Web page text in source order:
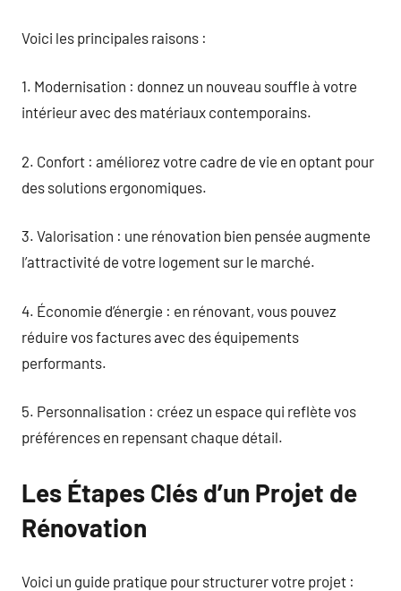
Voici les principales raisons :
1. Modernisation : donnez un nouveau souffle à votre
intérieur avec des matériaux contemporains.
2. Confort : améliorez votre cadre de vie en optant pour
des solutions ergonomiques.
3. Valorisation : une rénovation bien pensée augmente
l’attractivité de votre logement sur le marché.
4. Économie d’énergie : en rénovant, vous pouvez
réduire vos factures avec des équipements
performants.
5. Personnalisation : créez un espace qui reflète vos
préférences en repensant chaque détail.
Les Étapes Clés d’un Projet de
Rénovation
Voici un guide pratique pour structurer votre projet :